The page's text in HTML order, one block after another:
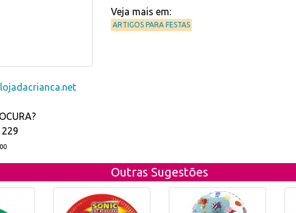
Veja mais em:
ARTIGOS PARA FESTAS
Outras Sugestões